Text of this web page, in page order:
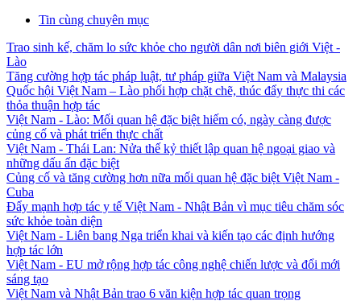
Tin cùng chuyên mục
Trao sinh kế, chăm lo sức khỏe cho người dân nơi biên giới Việt -
Lào
Tăng cường hợp tác pháp luật, tư pháp giữa Việt Nam và Malaysia
Quốc hội Việt Nam – Lào phối hợp chặt chẽ, thúc đẩy thực thi các
thỏa thuận hợp tác
Việt Nam - Lào: Mối quan hệ đặc biệt hiếm có, ngày càng được
củng cố và phát triển thực chất
Việt Nam - Thái Lan: Nửa thế kỷ thiết lập quan hệ ngoại giao và
những dấu ấn đặc biệt
Củng cố và tăng cường hơn nữa mối quan hệ đặc biệt Việt Nam -
Cuba
Đẩy mạnh hợp tác y tế Việt Nam - Nhật Bản vì mục tiêu chăm sóc
sức khỏe toàn diện
Việt Nam - Liên bang Nga triển khai và kiến tạo các định hướng
hợp tác lớn
Việt Nam - EU mở rộng hợp tác công nghệ chiến lược và đổi mới
sáng tạo
Việt Nam và Nhật Bản trao 6 văn kiện hợp tác quan trọng